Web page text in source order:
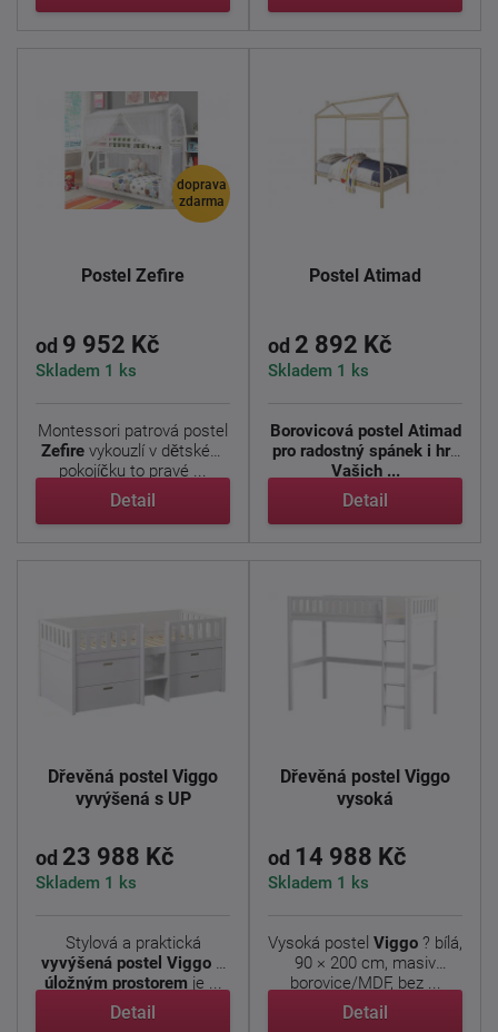
doprava
zdarma
Postel Zefire
od 9 952 Kč
Skladem 1 ks
Montessori patrová postel
Zefire vykouzlí v dětském
pokojíčku to pravé ...
Detail
Postel Atimad
od 2 892 Kč
Skladem 1 ks
Borovicová postel Atimad
pro radostný spánek i hru
Vašich ...
Detail
Dřevěná postel Viggo
vyvýšená s UP
od 23 988 Kč
Skladem 1 ks
Stylová a praktická
vyvýšená postel Viggo s
úložným prostorem je ...
Detail
Dřevěná postel Viggo
vysoká
od 14 988 Kč
Skladem 1 ks
Vysoká postel Viggo ? bílá,
90 × 200 cm, masiv
borovice/MDF, bez ...
Detail